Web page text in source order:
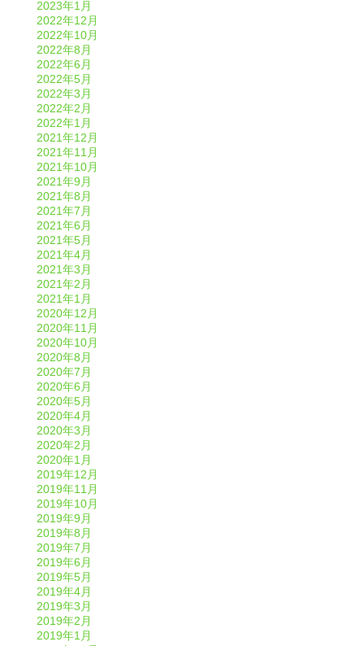
2023年1月
2022年12月
2022年10月
2022年8月
2022年6月
2022年5月
2022年3月
2022年2月
2022年1月
2021年12月
2021年11月
2021年10月
2021年9月
2021年8月
2021年7月
2021年6月
2021年5月
2021年4月
2021年3月
2021年2月
2021年1月
2020年12月
2020年11月
2020年10月
2020年8月
2020年7月
2020年6月
2020年5月
2020年4月
2020年3月
2020年2月
2020年1月
2019年12月
2019年11月
2019年10月
2019年9月
2019年8月
2019年7月
2019年6月
2019年5月
2019年4月
2019年3月
2019年2月
2019年1月